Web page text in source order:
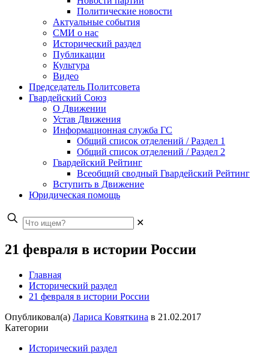
Политические новости
Актуальные события
СМИ о нас
Исторический раздел
Публикации
Культура
Видео
Председатель Политсовета
Гвардейский Союз
О Движении
Устав Движения
Информационная служба ГС
Общий список отделений / Раздел 1
Общий список отделений / Раздел 2
Гвардейский Рейтинг
Всеобщий сводный Гвардейский Рейтинг
Вступить в Движение
Юридическая помощь
✕
21 февраля в истории России
Главная
Исторический раздел
21 февраля в истории России
Опубликовал(а) Лариса Ковяткина в 21.02.2017
Категории
Исторический раздел